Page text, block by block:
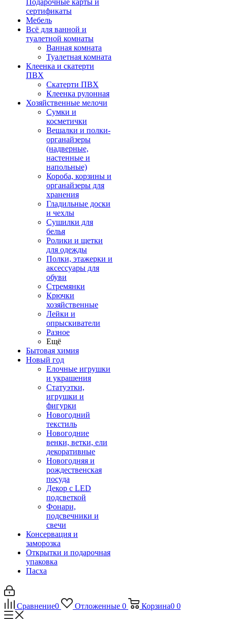
Подарочные карты и
сертификаты
Мебель
Всё для ванной и
туалетной комнаты
Ванная комната
Туалетная комната
Клеенка и скатерти
ПВХ
Скатерти ПВХ
Клеенка рулонная
Хозяйственные мелочи
Сумки и
косметички
Вешалки и полки-
органайзеры
(надверные,
настенные и
напольные)
Короба, корзины и
органайзеры для
хранения
Гладильные доски
и чехлы
Сушилки для
белья
Ролики и щетки
для одежды
Полки, этажерки и
аксессуары для
обуви
Стремянки
Крючки
хозяйственные
Лейки и
опрыскиватели
Разное
Ещё
Бытовая химия
Новый год
Елочные игрушки
и украшения
Статуэтки,
игрушки и
фигурки
Новогодний
текстиль
Новогодние
венки, ветки, ели
декоративные
Новогодняя и
рождественская
посуда
Декор с LED
подсветкой
Фонари,
подсвечники и
свечи
Консервация и
заморозка
Открытки и подарочная
упаковка
Пасха
Сравнение0 Отложенные 0 Корзина0 0